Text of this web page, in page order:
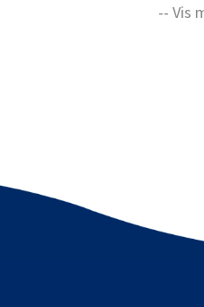
-- Vis